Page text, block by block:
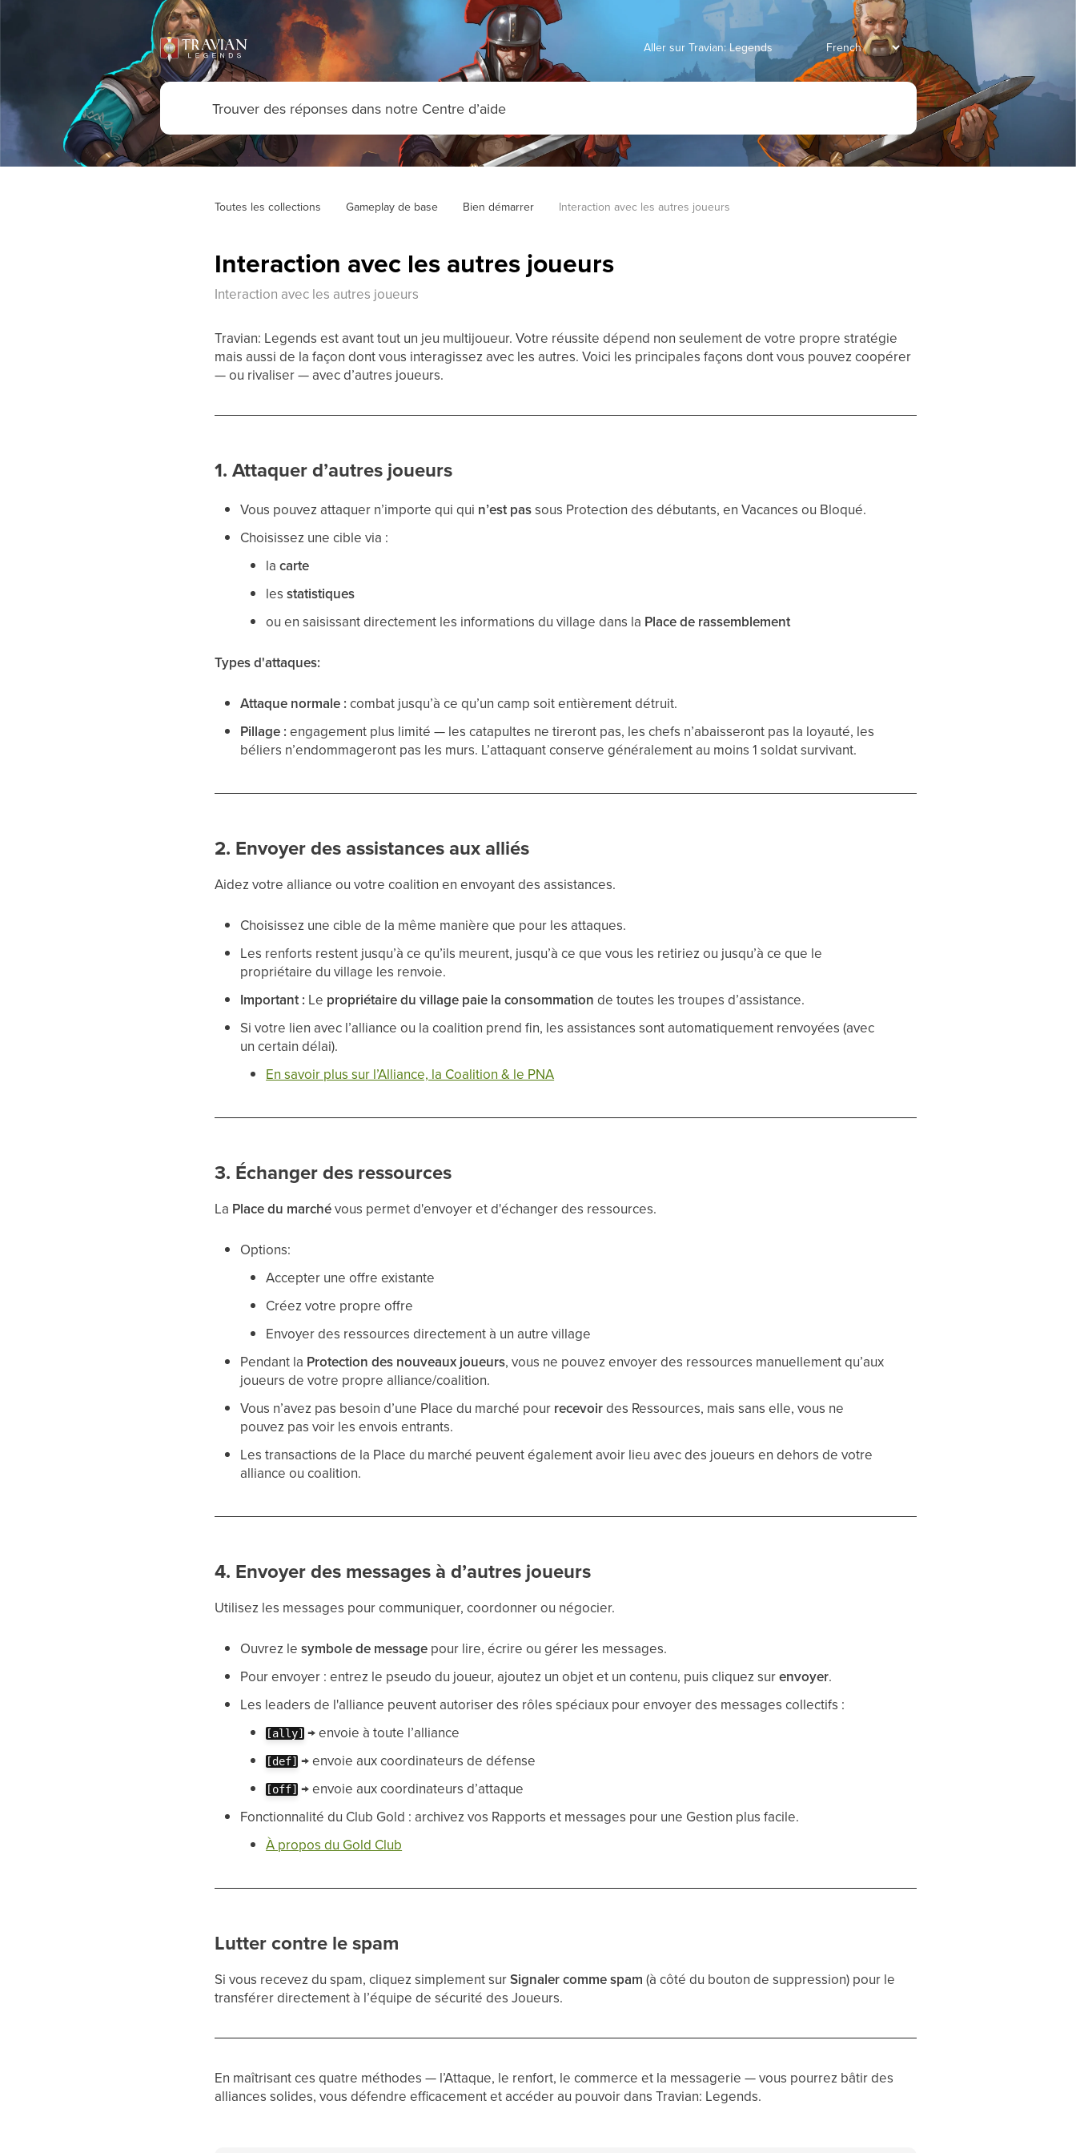
Aller sur Travian: Legends
Toutes les collections Gameplay de base Bien démarrer Interaction avec les autres joueurs
Interaction avec les autres joueurs
Interaction avec les autres joueurs
Travian: Legends est avant tout un jeu multijoueur. Votre réussite dépend non seulement de votre propre stratégie
mais aussi de la façon dont vous interagissez avec les autres. Voici les principales façons dont vous pouvez coopérer
— ou rivaliser — avec d’autres joueurs.
1. Attaquer d’autres joueurs
Vous pouvez attaquer n’importe qui qui n’est passous Protection des débutants, en Vacances ou Bloqué.
Choisissez une cible via :
lacarte
lesstatistiques
ou en saisissant directement les informations du village dans la Place de rassemblement
Types d'attaques:
Attaque normale : combat jusqu’à ce qu’un camp soit entièrement détruit.
Pillage : engagement plus limité — les catapultes ne tireront pas, les chefs n’abaisseront pas la loyauté, les
béliers n’endommageront pas les murs. L’attaquant conserve généralement au moins 1 soldat survivant.
2. Envoyer des assistances aux alliés
Aidez votre alliance ou votre coalition en envoyant des assistances.
Choisissez une cible de la même manière que pour les attaques.
Les renforts restent jusqu’à ce qu’ils meurent, jusqu’à ce que vous les retiriez ou jusqu’à ce que le
propriétaire du village les renvoie.
Important : Le propriétaire du village paie la consommation de toutes les troupes d’assistance.
Si votre lien avec l’alliance ou la coalition prend fin, les assistances sont automatiquement renvoyées (avec
un certain délai).
En savoir plus sur l’Alliance, la Coalition & le PNA
3. Échanger des ressources
La Place du marchévous permet d'envoyer et d'échanger des ressources.
Options:
Accepter une offre existante
Créez votre propre offre
Envoyer des ressources directement à un autre village
Pendant la Protection des nouveaux joueurs, vous ne pouvez envoyer des ressources manuellement qu’aux
joueurs de votre propre alliance/coalition.
Vous n’avez pas besoin d’une Place du marché pour recevoirdes Ressources, mais sans elle, vous ne
pouvez pas voir les envois entrants.
Les transactions de la Place du marché peuvent également avoir lieu avec des joueurs en dehors de votre
alliance ou coalition.
4. Envoyer des messages à d’autres joueurs
Utilisez les messages pour communiquer, coordonner ou négocier.
Ouvrez lesymbole de message pour lire, écrire ou gérer les messages.
Pour envoyer : entrez le pseudo du joueur, ajoutez un objet et un contenu, puis cliquez surenvoyer.
Les leaders de l'alliance peuvent autoriser des rôles spéciaux pour envoyer des messages collectifs :
[ally] → envoie à toute l’alliance
[def] → envoie aux coordinateurs de défense
[off] → envoie aux coordinateurs d’attaque
Fonctionnalité du Club Gold : archivez vos Rapports et messages pour une Gestion plus facile.
À propos du Gold Club
Lutter contre le spam
Si vous recevez du spam, cliquez simplement surSignaler comme spam (à côté du bouton de suppression) pour le
transférer directement à l’équipe de sécurité des Joueurs.
En maîtrisant ces quatre méthodes — l’Attaque, le renfort, le commerce et la messagerie — vous pourrez bâtir des
alliances solides, vous défendre efficacement et accéder au pouvoir dans Travian: Legends.